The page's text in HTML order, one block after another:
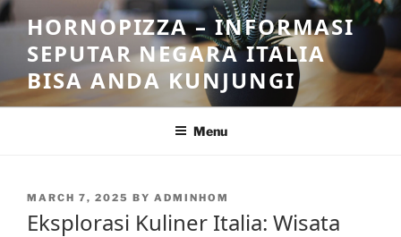
Skip
to
content
HORNOPIZZA – INFORMASI
SEPUTAR NEGARA ITALIA
BISA ANDA KUNJUNGI
Menu
POSTED
ON
MARCH 7, 2025 BY ADMINHOM
Eksplorasi Kuliner Italia: Wisata